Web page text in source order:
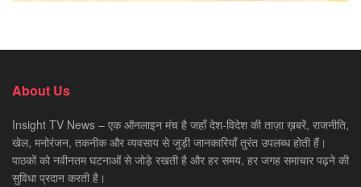
About Us
Insight TV News – एक ऑनलाइन मंच है जहाँ देश-विदेश की ताज़ा ख़बरें, राजनीति,
खेल, मनोरंजन, तकनीक और व्यवसाय से जुड़ी जानकारियाँ तुरंत उपलब्ध होती हैं।
पाठकों को नवीनतम घटनाओं से जोड़े रखती है और हर समय, हर जगह समाचार पढ़ने की
सुविधा प्रदान करती है।